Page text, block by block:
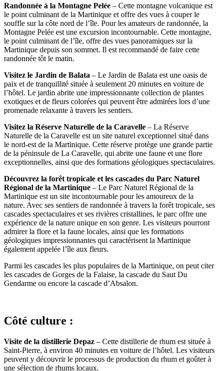
Randonnée à la Montagne Pelée – Cette montagne volcanique est
le point culminant de la Martinique et offre des vues à couper le
souffle sur la côte nord de l’île. Pour les amateurs de randonnée, la
Montagne Pelée est une excursion incontournable. Cette montagne,
le point culminant de l’île, offre des vues panoramiques sur la
Martinique depuis son sommet. Il est recommandé de faire cette
randonnée tôt le matin.
Visitez le Jardin de Balata – Le Jardin de Balata est une oasis de
paix et de tranquillité située à seulement 20 minutes en voiture de
l’hôtel. Le jardin abrite une impressionnante collection de plantes
exotiques et de fleurs colorées qui peuvent être admirées lors d’une
promenade relaxante à travers les sentiers.
Visitez la Réserve Naturelle de la Caravelle – La Réserve
Naturelle de la Caravelle est un site naturel exceptionnel situé dans
le nord-est de la Martinique. Cette réserve protège une grande partie
de la péninsule de La Caravelle, qui abrite une faune et une flore
exceptionnelles, ainsi que des formations géologiques spectaculaires.
Découvrez la forêt tropicale et les cascades du Parc Naturel
Régional de la Martinique – Le Parc Naturel Régional de la
Martinique est un site incontournable pour les amoureux de la
nature. Avec ses sentiers de randonnée à travers la forêt tropicale, ses
cascades spectaculaires et ses rivières cristallines, le parc offre une
expérience de la nature unique en son genre. Les visiteurs pourront
admirer la flore et la faune locales, ainsi que les formations
géologiques impressionnantes qui caractérisent la Martinique
également appelée l’île aux fleurs.
Parmi les cascades les plus populaires de la Martinique, on peut citer
les cascades de Gorges de la Falaise, la cascade du Saut Du
Gendarme ou encore la cascade d’Absalon.
Côté culture :
Visite de la distillerie Depaz – Cette distillerie de rhum est située à
Saint-Pierre, à environ 40 minutes en voiture de l’hôtel. Les visiteurs
peuvent y découvrir le processus de production du rhum et goûter à
une sélection de rhums locaux.